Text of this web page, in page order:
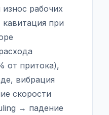
рабочих
при
от притока),
вибрация
скорости
→ падение